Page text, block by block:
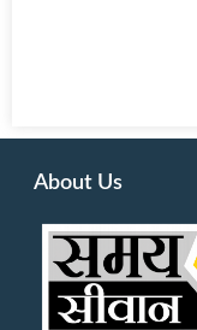
About Us